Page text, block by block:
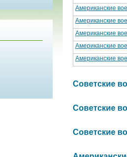
Американские
Американские
Американские
Американские
Американские
Советские
Советские
Советские